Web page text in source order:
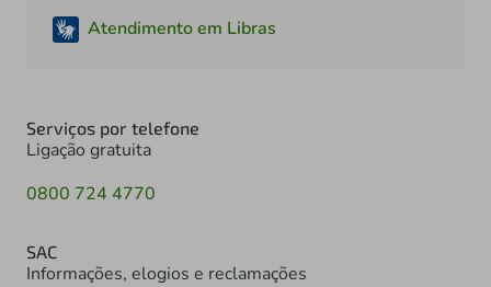
Atendimento em Libras
Serviços por telefone
Ligação gratuita
0800 724 4770
SAC
Informações, elogios e reclamações